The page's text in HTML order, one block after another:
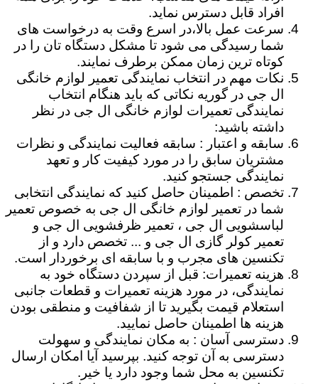
افراد قابل دسترس نماید.
سرعت عمل بالا،در اسرع وقت به درخواست های
شما رسیدگی می شود تا مشکل دستگاه تان را در
کوتاه ترین زمان ممکن برطرف نمایند.
نکات مهم در انتخاب نمایندگی تعمیر لوازم خانگی
ال جی در گوریه نکاتی که باید هنگام انتخاب
نمایندگی تعمیرات لوازم خانگی ال جی در نظر
داشته باشید:
سابقه و اعتبار : سابقه فعالیت نمایندگی و نظرات
مشتریان سابق را در مورد کیفیت کار و تعهد
نمایندگی جستجو کنید.
تخصص : اطمینان حاصل کنید که نمایندگی انتخابی
شما در تعمیر لوازم خانگی ال جی به خصوص تعمیر
لباسشویی ال جی ، تعمیر ظرفشویی ال جی و
تعمیر کولر گازی ال جی و ... تخصص دارد و از
تکنسین های مجرب و با سابقه ای برخوردار است.
هزینه تعمیرات: قبل از سپردن دستگاه خود به
نمایندگی، در مورد هزینه تعمیرات و قطعات جانبی
استعلام قیمت بگیرید تا از شفافیت و منطقی بودن
هزینه ها اطمینان حاصل نمایید.
دسترسی آسان : به مکان نمایندگی و سهولت
دسترسی به آن توجه کنید. بپرسید آیا امکان ارسال
تکنسین به محل شما وجود دارد یا خیر.